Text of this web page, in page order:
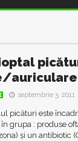
septembrie 3, 2011
picături este
grupa : produse
şi un antibiotic